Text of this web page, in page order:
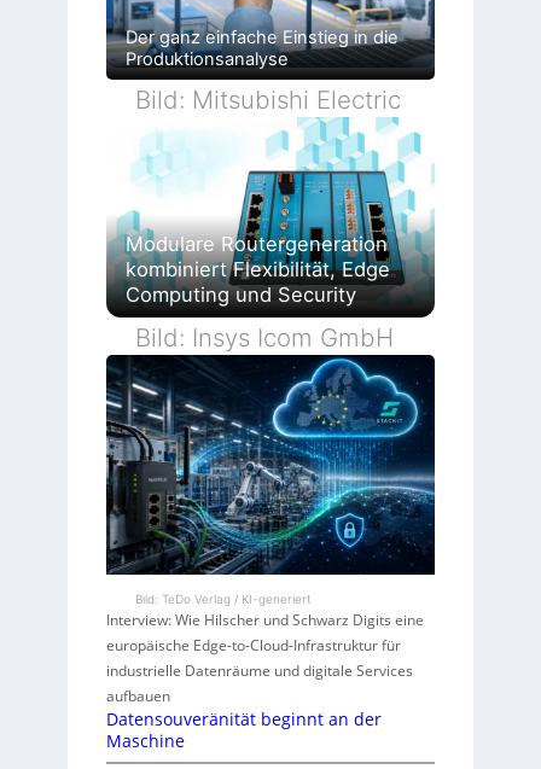
Der ganz einfache Einstieg in die
Produktionsanalyse
Bild: Mitsubishi Electric
Modulare Routergeneration
kombiniert Flexibilität, Edge
Computing und Security
Bild: Insys Icom GmbH
Bild: TeDo Verlag / KI-generiert
Interview: Wie Hilscher und Schwarz Digits eine
europäische Edge-to-Cloud-Infrastruktur für
industrielle Datenräume und digitale Services
aufbauen
Datensouveränität beginnt an der
Maschine